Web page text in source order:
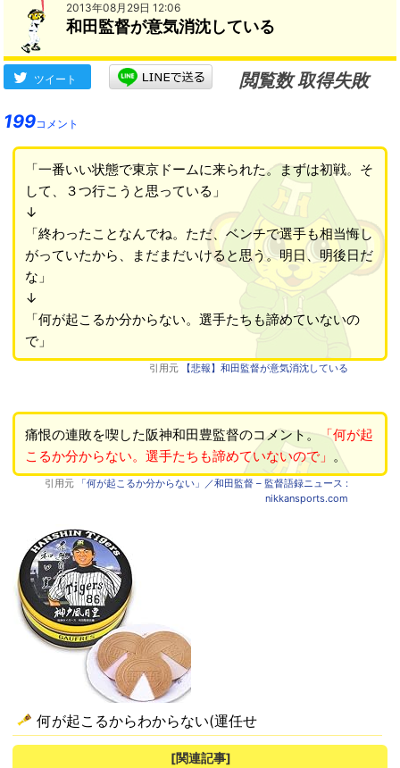
2013年08月29日 12:06
和田監督が意気消沈している
ツイート
閲覧数 取得失敗
199コメント
「一番いい状態で東京ドームに来られた。まずは初戦。そ
して、３つ行こうと思っている」
↓
「終わったことなんでね。ただ、ベンチで選手も相当悔し
がっていたから、まだまだいけると思う。明日、明後日だ
な」
↓
「何が起こるか分からない。選手たちも諦めていないの
で」
引用元 【悲報】和田監督が意気消沈している
痛恨の連敗を喫した阪神和田豊監督のコメント。「何が起
こるか分からない。選手たちも諦めていないので」 。
引用元
「何が起こるか分からない」／和田監督 – 監督語録ニュース :
nikkansports.com
何が起こるからわからない(運任せ
[関連記事]